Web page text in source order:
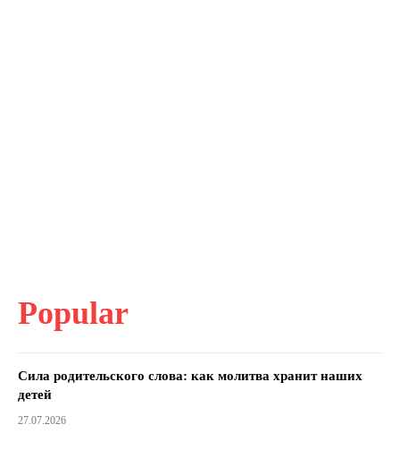
Popular
Сила родительского слова: как молитва хранит наших
детей
27.07.2026